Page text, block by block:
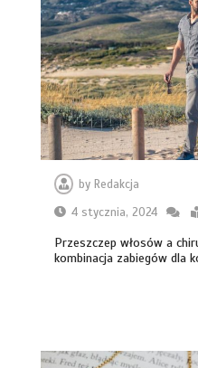
byRedakcja
4 stycznia, 2024
Przeszczep włosów a
kombinacja zabiegów dla